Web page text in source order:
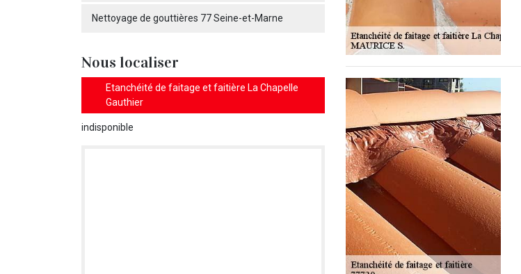
Nettoyage de gouttières 77 Seine-et-Marne
Nous localiser
Etanchéité de faitage et faitière La Chapelle
Gauthier
indisponible